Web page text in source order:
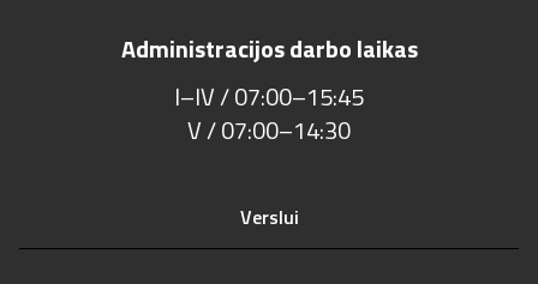
Verslui
Administracijos darbo laikas
I–IV / 07:00–15:45
V / 07:00–14:30